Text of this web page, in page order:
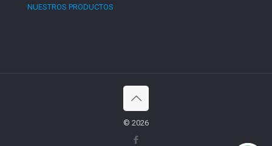
NUESTROS PRODUCTOS
© 2026